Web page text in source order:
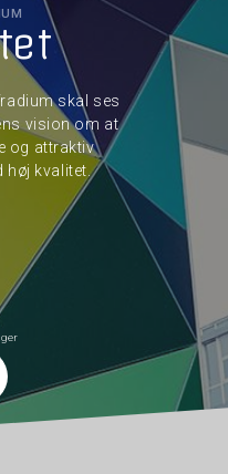
skal ses
vision om at
og attraktiv
høj kvalitet.